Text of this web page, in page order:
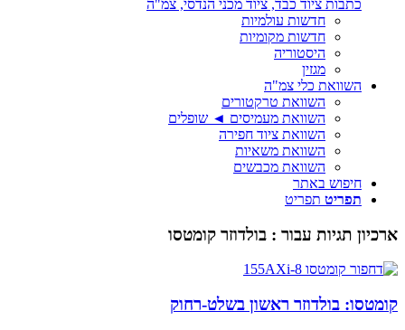
כתבות ציוד כבד, ציוד מכני הנדסי, צמ"ה
חדשות עולמיות
חדשות מקומיות
היסטוריה
מגזין
השוואת כלי צמ"ה
השוואת טרקטורים
השוואת מעמיסים ◄ שופלים
השוואת ציוד חפירה
השוואת משאיות
השוואת מכבשים
חיפוש באתר
תפריט תפריט
ארכיון תגיות עבור : בולדוזר קומטסו
קומטסו: בולדוזר ראשון בשלט-רחוק